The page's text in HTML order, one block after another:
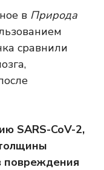
в Природа
сравнили
SARS-CoV-2,
повреждения